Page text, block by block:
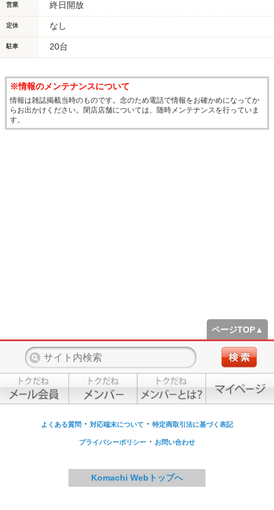
営業 終日開放
定休 なし
駐車 20台
※情報のメンテナンスについて
情報は雑誌掲載当時のものです。念のため電話で情報をお確かめになってか
らお出かけください。閉店店舗については、随時メンテナンスを行っていま
す。
ページTOP▲
よくある質問 ・ 対応端末について ・ 特定商取引法に基づく表記
プライバシーポリシー ・ お問い合わせ
Komachi Webトップへ